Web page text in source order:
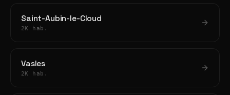
Saint-Aubin-le-Cloud
2K hab.
Vasles
2K hab.